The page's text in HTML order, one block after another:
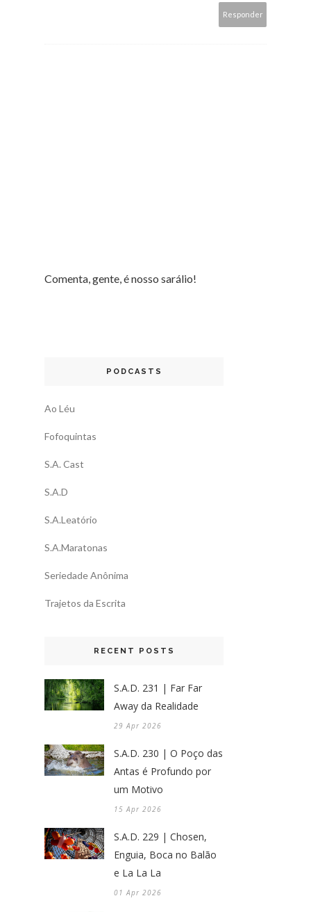
Responder
Comenta, gente, é nosso sarálio!
PODCASTS
Ao Léu
Fofoquintas
S.A. Cast
S.A.D
S.A.Leatório
S.A.Maratonas
Seriedade Anônima
Trajetos da Escrita
RECENT POSTS
S.A.D. 231 | Far Far
Away da Realidade
29 Apr 2026
S.A.D. 230 | O Poço das
Antas é Profundo por
um Motivo
15 Apr 2026
S.A.D. 229 | Chosen,
Enguia, Boca no Balão
e La La La
01 Apr 2026